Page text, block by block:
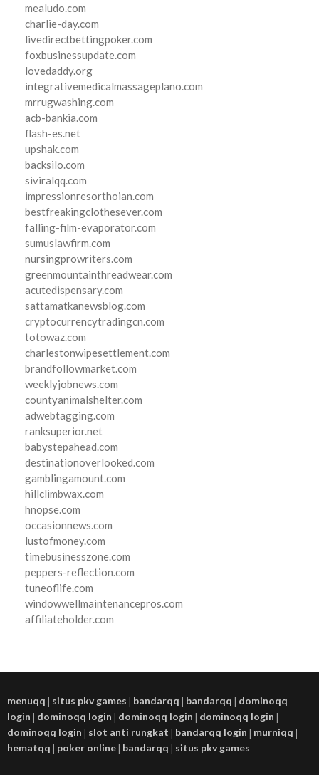
mealudo.com
charlie-day.com
livedirectbettingpoker.com
foxbusinessupdate.com
lovedaddy.org
integrativemedicalmassageplano.com
mrrugwashing.com
acb-bankia.com
flash-es.net
upshak.com
backsilo.com
siviralqq.com
impressionresorthoian.com
bestfreakingclothesever.com
falling-film-evaporator.com
sumuslawfirm.com
nursingprowriters.com
greenmountainthreadwear.com
acutedispensary.com
sattamatkanewsblog.com
cryptocurrencytradingcn.com
totowaz.com
charlestonwipesettlement.com
brandfollowmarket.com
weeklyjobnews.com
countyanimalshelter.com
adwebtagging.com
ranksuperior.net
babystepahead.com
destinationoverlooked.com
gamblingamount.com
hillclimbwax.com
hnopse.com
occasionnews.com
lustofmoney.com
timebusinesszone.com
peppers-reflection.com
tuneoflife.com
windowwellmaintenancepros.com
affiliateholder.com
menuqq | situs pkv games | bandarqq | bandarqq | dominoqq
login | dominoqq login | dominoqq login | dominoqq login |
dominoqq login | slot anti rungkat | bandarqq login | murniqq |
hematqq | poker online| bandarqq | situs pkv games